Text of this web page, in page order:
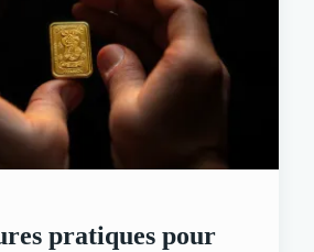
pratiques pour